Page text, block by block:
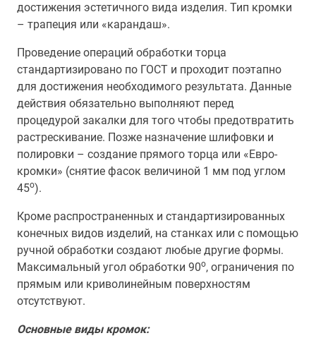
достижения эстетичного вида изделия. Тип кромки
– трапеция или «карандаш».
Проведение операций обработки торца
стандартизировано по ГОСТ и проходит поэтапно
для достижения необходимого результата. Данные
действия обязательно выполняют перед
процедурой закалки для того чтобы предотвратить
растрескивание. Позже назначение шлифовки и
полировки – создание прямого торца или «Евро-
кромки» (снятие фасок величиной 1 мм под углом
45о).
Кроме распространенных и стандартизированных
конечных видов изделий, на станках или с помощью
ручной обработки создают любые другие формы.
Максимальный угол обработки 90о, ограничения по
прямым или криволинейным поверхностям
отсутствуют.
Основные виды кромок: